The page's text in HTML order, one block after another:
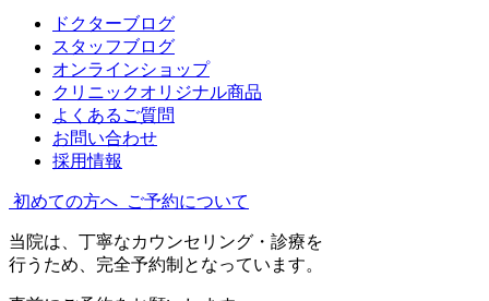
ドクターブログ
スタッフブログ
オンラインショップ
クリニックオリジナル商品
よくあるご質問
お問い合わせ
採用情報
初めての方へ ご予約について
当院は、丁寧なカウンセリング・診療を
行うため、完全予約制となっています。